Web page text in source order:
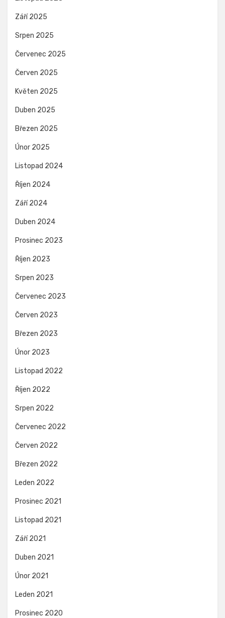
Září 2025
Srpen 2025
Červenec 2025
Červen 2025
Květen 2025
Duben 2025
Březen 2025
Únor 2025
Listopad 2024
Říjen 2024
Září 2024
Duben 2024
Prosinec 2023
Říjen 2023
Srpen 2023
Červenec 2023
Červen 2023
Březen 2023
Únor 2023
Listopad 2022
Říjen 2022
Srpen 2022
Červenec 2022
Červen 2022
Březen 2022
Leden 2022
Prosinec 2021
Listopad 2021
Září 2021
Duben 2021
Únor 2021
Leden 2021
Prosinec 2020